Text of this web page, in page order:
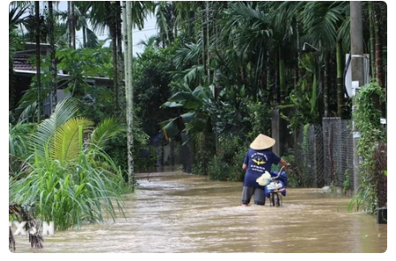
06/08/2026 09:40
NAPAS, BIDV và Weixin Pay mở rộng
thanh toán QR Việt Nam-Trung
Quốc
06/08/2026 07:34
Độc đáo Lễ hội đuốc tại tỉnh
Tứ Xuyên của Trung Quốc
06/08/2026 04:33